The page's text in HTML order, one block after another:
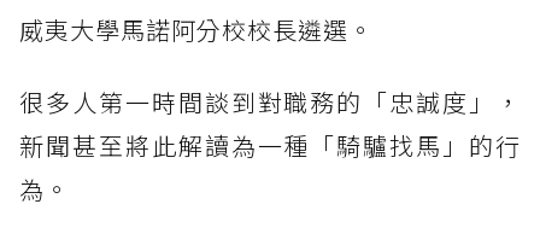
威夷大學馬諾阿分校校長遴選。
很多人第一時間談到對職務的「忠誠度」，
新聞甚至將此解讀為一種「騎驢找馬」的行
為。